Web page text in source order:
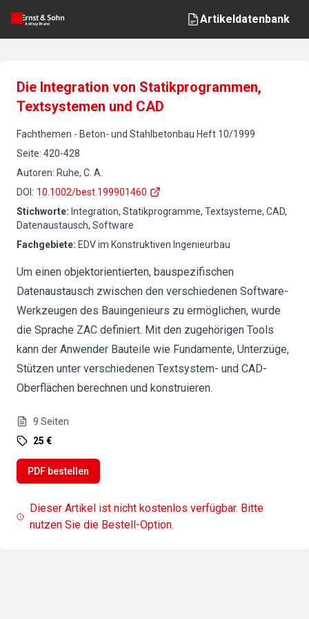
Artikeldatenbank
Die Integration von Statikprogrammen,
Textsystemen und CAD
Fachthemen - Beton- und Stahlbetonbau Heft 10/1999
Seite: 420-428
Autoren: Ruhe, C. A.
DOI : 10.1002/best.199901460
Stichworte: Integration, Statikprogramme, Textsysteme, CAD,
Datenaustausch, Software
Fachgebiete: EDV im Konstruktiven Ingenieurbau
Um einen objektorientierten, bauspezifischen
Datenaustausch zwischen den verschiedenen Software-
Werkzeugen des Bauingenieurs zu ermöglichen, wurde
die Sprache ZAC definiert. Mit den zugehörigen Tools
kann der Anwender Bauteile wie Fundamente, Unterzüge,
Stützen unter verschiedenen Textsystem- und CAD-
Oberflächen berechnen und konstruieren.
9 Seiten
25 €
PDF bestellen
Dieser Artikel ist nicht kostenlos verfügbar. Bitte
nutzen Sie die Bestell-Option.